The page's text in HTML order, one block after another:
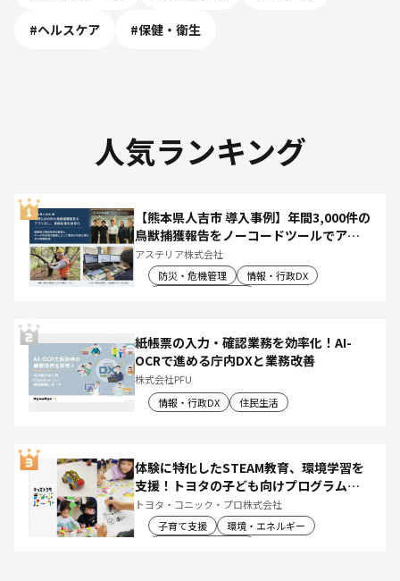
#ヘルスケア #保健・衛生
人気ランキング
【熊本県人吉市 導入事例】年間3,000件の
鳥獣捕獲報告をノーコードツールでアプ
リ化し、月50時間の庁内作業を削減
アステリア株式会社
防災・危機管理
情報・行政DX
紙帳票の入力・確認業務を効率化！AI-
OCRで進める庁内DXと業務改善
株式会社PFU
情報・行政DX
住民生活
体験に特化したSTEAM教育、環境学習を
支援！トヨタの子ども向けプログラムで
社会や将来について楽しく学べる体験機
会を創出
トヨタ・コニック・プロ株式会社
子育て支援
環境・エネルギー